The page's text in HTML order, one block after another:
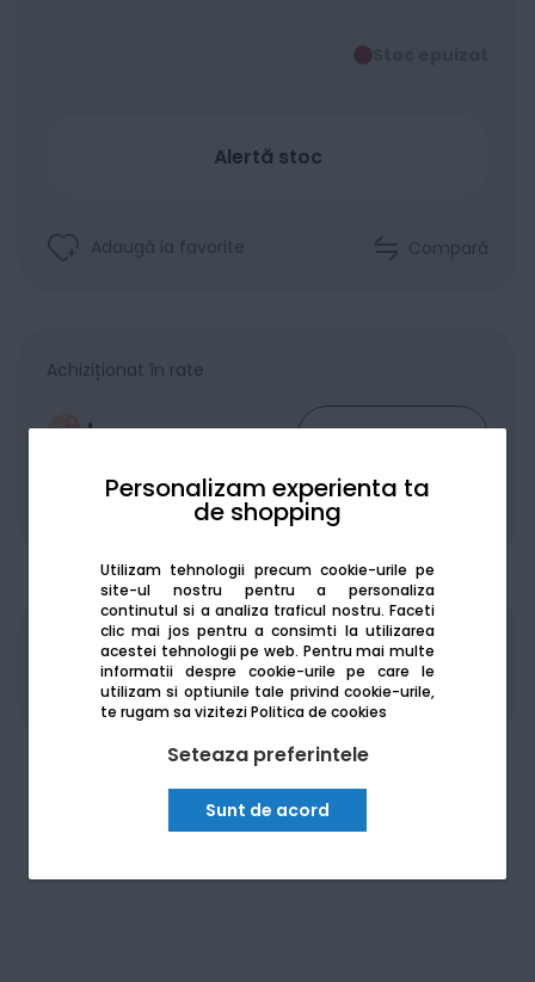
Personalizam experienta ta
de shopping
Utilizam tehnologii precum cookie-urile pe
site-ul nostru pentru a personaliza
continutul si a analiza traficul nostru. Faceti
clic mai jos pentru a consimti la utilizarea
acestei tehnologii pe web. Pentru mai multe
informatii despre cookie-urile pe care le
utilizam si optiunile tale privind cookie-urile,
te rugam sa viziteziPolitica de cookies
Seteaza preferintele
Sunt de acord
Alertă stoc
Adaugă la favorite Compară
Achiziționat în rate
Lei / lună
Produsele sunt disponibile pe platforma de
achizitii publice SEAP/SICAP
Am nevoie de ajutor